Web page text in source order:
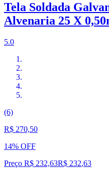
Tela Soldada
Alvenaria 25 X
5.0
(6)
R$ 270,50
14% OFF
Preço R$ 232,63R$ 232,63